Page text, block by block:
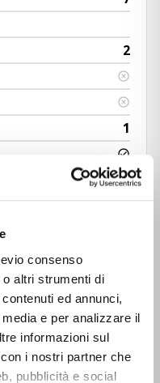
consenso
o altri strumenti di
ed annunci,
e per analizzare il
informazioni sul
i nostri partner che
pubblicità e social
2
1